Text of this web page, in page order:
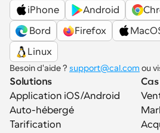
iPhone
Android
Bord
Firefox
Linux
Besoin d'aide ? support@cal.com ou
Solutions
Application iOS/Android
Auto-hébergé
Tarification